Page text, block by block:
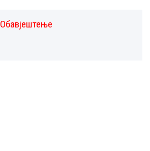
Обавјештење